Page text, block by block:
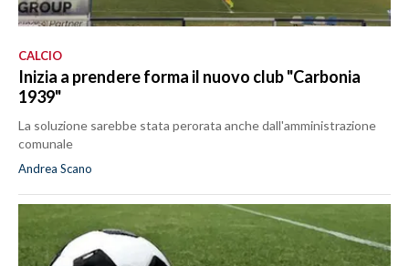
CALCIO
Inizia a prendere forma il nuovo club "Carbonia
1939"
La soluzione sarebbe stata perorata anche dall'amministrazione
comunale
Andrea Scano